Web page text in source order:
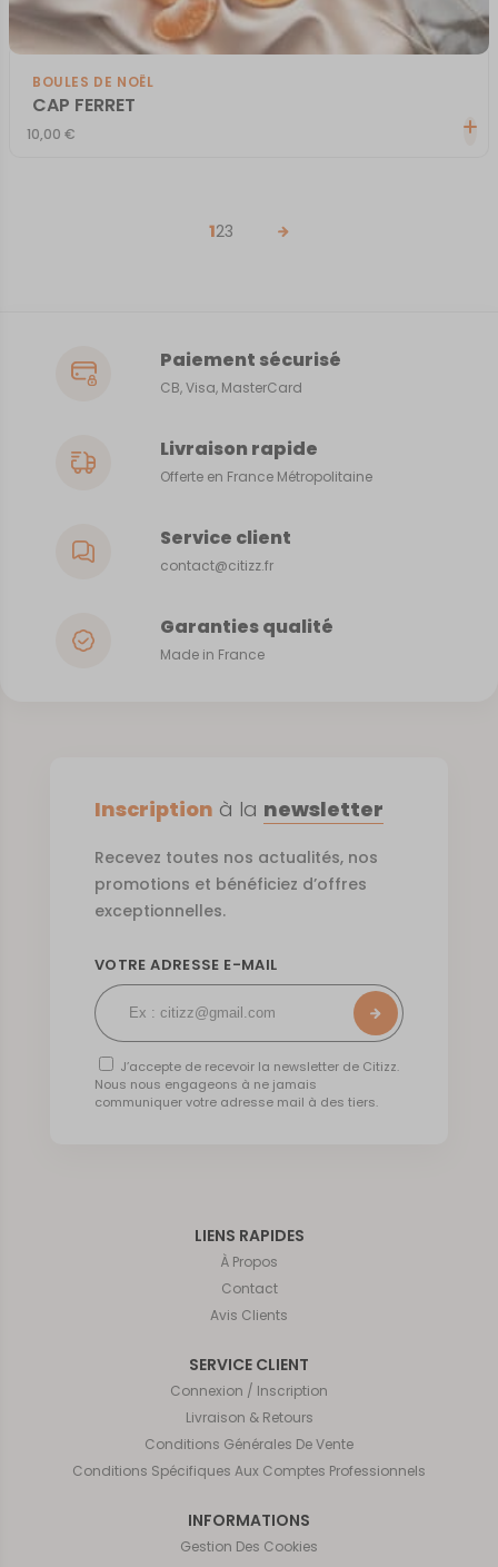
BOULES DE NOËL
CAP FERRET
10,00 €
123
Paiement sécurisé
CB, Visa, MasterCard
Livraison rapide
Offerte en France Métropolitaine
Service client
contact@citizz.fr
Garanties qualité
Made in France
LIENS RAPIDES
À Propos
Contact
Avis Clients
SERVICE CLIENT
Connexion / Inscription
Livraison & Retours
Conditions Générales De Vente
Conditions Spécifiques Aux Comptes Professionnels
INFORMATIONS
Gestion Des Cookies
Inscription à la newsletter
Recevez toutes nos actualités, nos
promotions et bénéficiez d’offres
exceptionnelles.
VOTRE ADRESSE E-MAIL
J’accepte de recevoir la newsletter de Citizz.
Nous nous engageons à ne jamais
communiquer votre adresse mail à des tiers.